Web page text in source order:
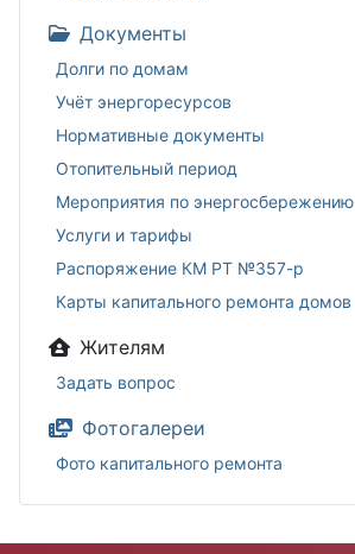
Документы
Долги по домам
Учёт энергоресурсов
Нормативные документы
Отопительный период
Мероприятия по энергосбережению
Услуги и тарифы
Распоряжение КМ РТ №357-р
Карты капитального ремонта домов
Жителям
Задать вопрос
Фотогалереи
Фото капитального ремонта